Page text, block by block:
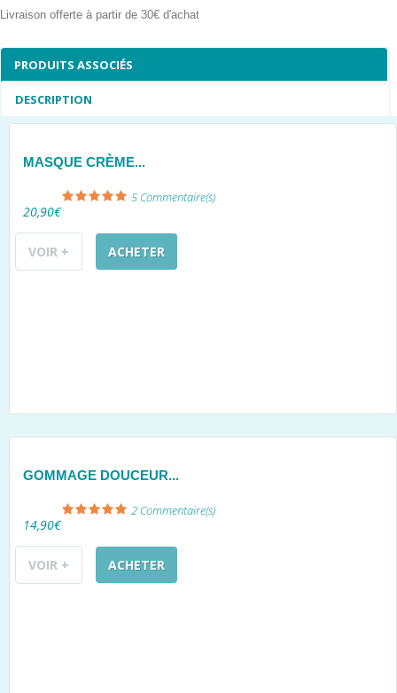
Livraison offerte à partir de 30€ d'achat
PRODUITS ASSOCIÉS
DESCRIPTION
MASQUE CRÈME...
5 Commentaire(s)
20,90€
VOIR + ACHETER
GOMMAGE DOUCEUR...
2 Commentaire(s)
14,90€
VOIR + ACHETER